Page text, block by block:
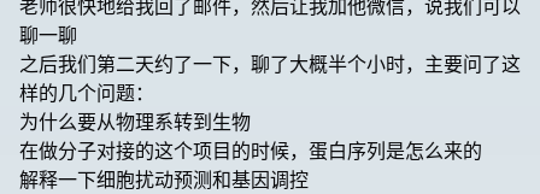
老师很快地给我回了邮件，然后让我加他微信，说我们可以
聊一聊
之后我们第二天约了一下，聊了大概半个小时，主要问了这
样的几个问题：
为什么要从物理系转到生物
在做分子对接的这个项目的时候，蛋白序列是怎么来的
解释一下细胞扰动预测和基因调控